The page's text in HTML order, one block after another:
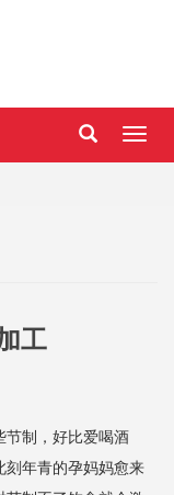
导
工
节制，好比爱喝酒
刻年青的孕妈妈愈来